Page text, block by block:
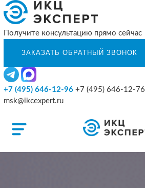
Получите консультацию прямо сейчас
+7 (495) 646-12-96 +7 (495) 646-12-76
msk@ikcexpert.ru